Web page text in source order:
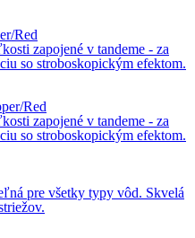
Red
zapojené v tandeme - za
so stroboskopickým efektom.
Red
zapojené v tandeme - za
so stroboskopickým efektom.
pre všetky typy vôd. Skvelá